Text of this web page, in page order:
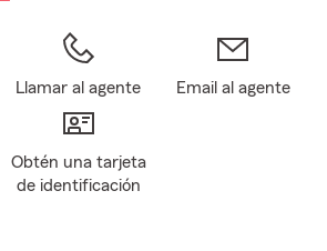
Llamar al agente Email al agente
Obtén una tarjeta
de identificación